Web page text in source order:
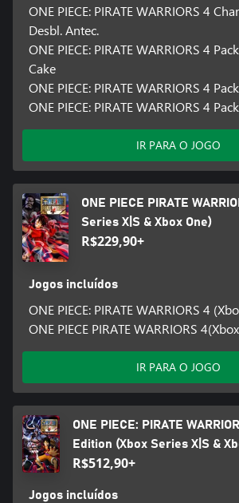
ONE PIECE: PIRATE WARRIORS 4
Desbl. Antec.
ONE PIECE: PIRATE WARRIORS 4
Cake
ONE PIECE: PIRATE WARRIORS 4
ONE PIECE: PIRATE WARRIORS 4
IR PARA O JOGO
ONE PIECE PIRATE
Series X|S & Xbox One)
R$229,90+
Jogos incluídos
ONE PIECE: PIRATE WARRIORS 4
ONE PIECE PIRATE WARRIORS
IR PARA O JOGO
ONE PIECE: PIRATE
Edition (Xbox Series X|S &
R$512,90+
Jogos incluídos